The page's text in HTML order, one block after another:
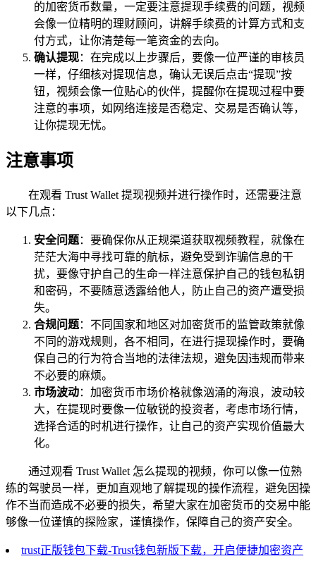
的加密货币数量，一定要注意提现手续费的问题，视频
会像一位精明的理财顾问，讲解手续费的计算方式和支
付方式，让你清楚每一笔资金的去向。
确认提现：在完成以上步骤后，要像一位严谨的审核员
一样，仔细核对提现信息，确认无误后点击“提现”按
钮，视频会像一位贴心的伙伴，提醒你在提现过程中要
注意的事项，如网络连接是否稳定、交易是否确认等，
让你提现无忧。
注意事项
在观看 Trust Wallet 提现视频并进行操作时，还需要注意
以下几点：
安全问题：要确保你从正规渠道获取视频教程，就像在
茫茫大海中寻找可靠的航标，避免受到诈骗信息的干
扰，要像守护自己的生命一样注意保护自己的钱包私钥
和密码，不要随意透露给他人，防止自己的资产遭受损
失。
合规问题：不同国家和地区对加密货币的监管政策就像
不同的游戏规则，各不相同，在进行提现操作时，要确
保自己的行为符合当地的法律法规，避免因违规而带来
不必要的麻烦。
市场波动：加密货币市场价格就像汹涌的海浪，波动较
大，在提现时要像一位敏锐的投资者，考虑市场行情，
选择合适的时机进行操作，让自己的资产实现价值最大
化。
通过观看 Trust Wallet 怎么提现的视频，你可以像一位熟
练的驾驶员一样，更加直观地了解提现的操作流程，避免因操
作不当而造成不必要的损失，希望大家在加密货币的交易中能
够像一位谨慎的探险家，谨慎操作，保障自己的资产安全。
trust正版钱包下载-Trust钱包新版下载，开启便捷加密资产